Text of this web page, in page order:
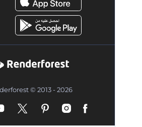
Renderforest © 2013 - 2026